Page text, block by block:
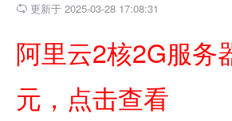
 更新于 2025-03-28 17:08:31
阿里云2核2G服务
元，点击查看